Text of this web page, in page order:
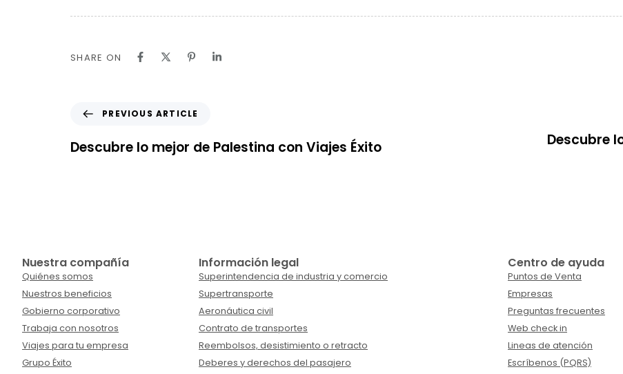
SHARE ON
PREVIOUS ARTICLE
Descubre lo mejor de Palestina con Viajes Éxito
Descubre
Nuestra compañía
Quiénes somos
Nuestros beneficios
Gobierno corporativo
Trabaja con nosotros
Viajes para tu empresa
Grupo Éxito
Información legal
Superintendencia de industria y comercio
Supertransporte
Aeronáutica civil
Contrato de transportes
Reembolsos, desistimiento o retracto
Deberes y derechos del pasajero
Centro de ayuda
Puntos de Venta
Empresas
Preguntas frecuentes
Web check in
Lineas de atención
Escríbenos (PQRS)